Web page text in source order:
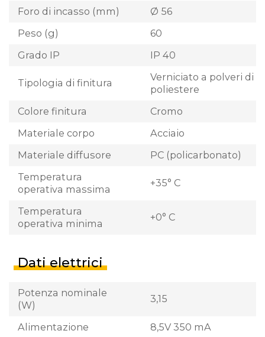
Foro di incasso (mm)
Ø 56
Peso (g)
60
Grado IP
IP 40
Tipologia di finitura
Verniciato a polveri di
poliestere
Colore finitura
Cromo
Materiale corpo
Acciaio
Materiale diffusore
PC (policarbonato)
Temperatura
operativa massima
+35° C
Temperatura
operativa minima
+0° C
Dati elettrici
Potenza nominale
(W)
3,15
Alimentazione 8,5V 350 mA